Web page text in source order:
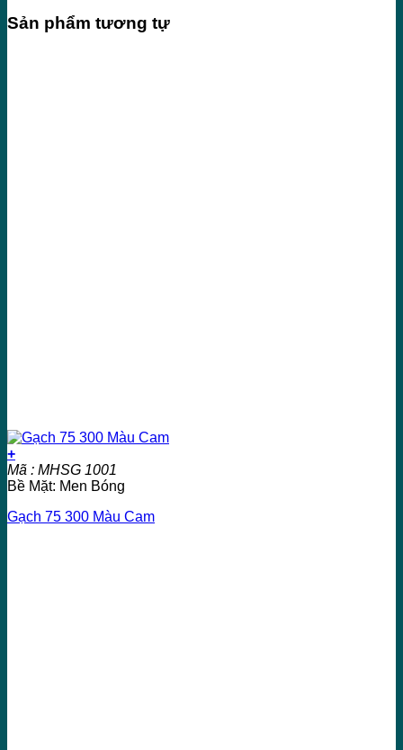
Sản phẩm tương tự
+
Mã : MHSG 1001
Bề Mặt: Men Bóng
Gạch 75 300 Màu Cam